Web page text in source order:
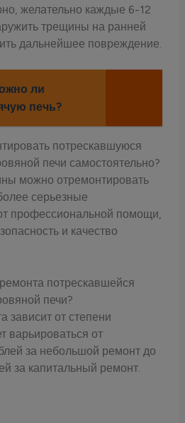
желательно каждые 6-12
трещины на ранней
дальнейшее повреждение.
ли
печь?
потрескавшуюся
печи самостоятельно?
можно отремонтировать
серьезные
профессиональной помощи,
и качество
потрескавшейся
печи?
зависит от степени
варьироваться от
за небольшой ремонт до
за капитальный ремонт.